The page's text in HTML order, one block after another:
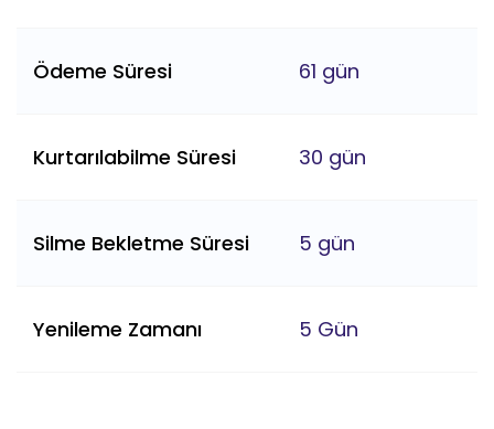
Ödeme Süresi 61 gün
Kurtarılabilme Süresi 30 gün
Silme Bekletme Süresi 5 gün
Yenileme Zamanı 5 Gün